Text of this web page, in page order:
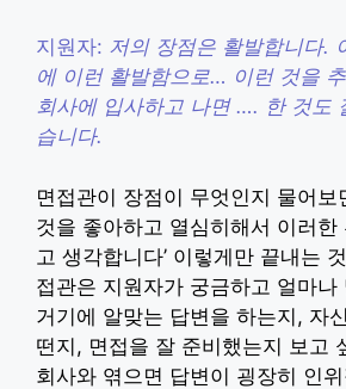
지원자: 저의 장점은 활발합니다.
에 이런 활발함으로… 이런 것을
회사에 입사하고 나면 …. 한 것도
습니다.
면접관이 장점이 무엇인지 물어보
것을 좋아하고 열심히해서 이러한
고 생각합니다’ 이렇게만 끝내는
접관은 지원자가 궁금하고 얼마나
거기에 알맞는 답변을 하는지, 자
떤지, 면접을 잘 준비했는지 보고
회사와 엮으면 답변이 굉장히 인